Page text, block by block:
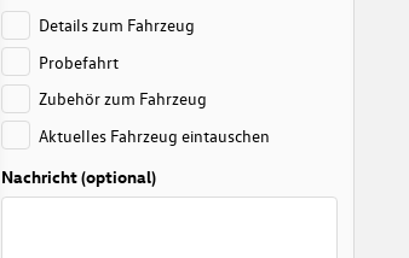
Details zum Fahrzeug
Probefahrt
Zubehör zum Fahrzeug
Aktuelles Fahrzeug eintauschen
Nachricht (optional)